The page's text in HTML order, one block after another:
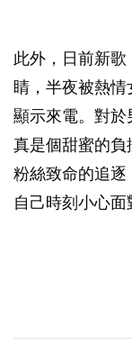
此外，日前新
睛，半夜被熱
顯示來電。對
真是個甜蜜的
粉絲致命的追
自己時刻小心面